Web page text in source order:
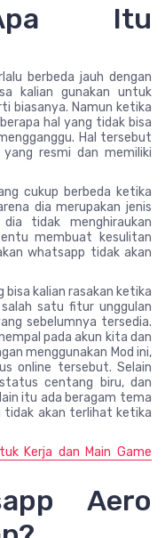
Itu
berbeda jauh dengan
kalian gunakan untuk
biasanya. Namun ketika
hal yang tidak bisa
Hal tersebut
resmi dan memiliki
cukup berbeda ketika
dia merupakan jenis
tidak menghiraukan
membuat kesulitan
whatsapp tidak akan
kalian rasakan ketika
satu fitur unggulan
sebelumnya tersedia.
pada akun kita dan
menggunakan Mod ini,
online tersebut. Selain
centang biru, dan
itu ada beragam tema
tidak akan terlihat ketika
Kerja dan Main Game
Aero